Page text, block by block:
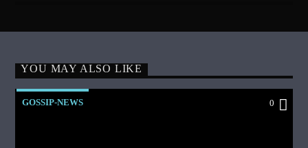
YOU MAY ALSO LIKE
GOSSIP-NEWS 0